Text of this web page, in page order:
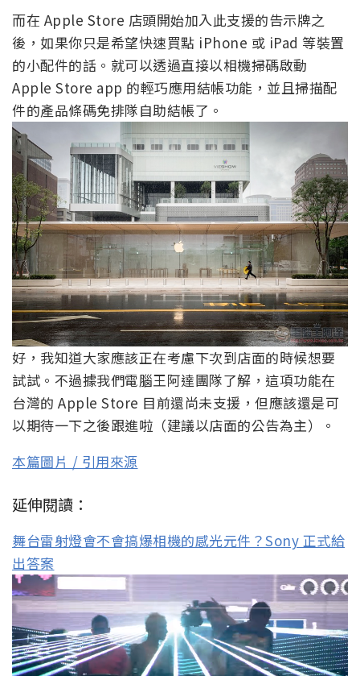
而在 Apple Store 店頭開始加入此支援的告示牌之
後，如果你只是希望快速買點 iPhone 或 iPad 等裝置
的小配件的話。就可以透過直接以相機掃碼啟動
Apple Store app 的輕巧應用結帳功能，並且掃描配
件的產品條碼免排隊自助結帳了。
好，我知道大家應該正在考慮下次到店面的時候想要
試試。不過據我們電腦王阿達團隊了解，這項功能在
台灣的 Apple Store 目前還尚未支援，但應該還是可
以期待一下之後跟進啦（建議以店面的公告為主）。
本篇圖片 / 引用來源
延伸閱讀：
舞台雷射燈會不會搞爆相機的感光元件？Sony 正式給
出答案